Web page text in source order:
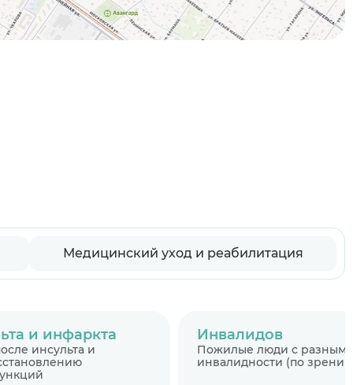
Медицинский уход и реабилитация
и инфаркта
инсульта и
Инвалидов
Пожилые люди с
инвалидности (по